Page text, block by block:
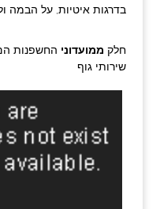
בדרגות איטיות, על הבמה
חלק ממועדוני החשפנות
שירותי גוף